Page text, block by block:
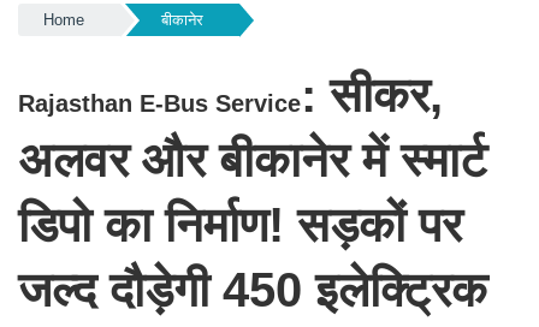
Home बीकानेर
Rajasthan E-Bus Service: सीकर,
अलवर और बीकानेर में स्मार्ट
डिपो का निर्माण! सड़कों पर
जल्द दौड़ेगी 450 इलेक्ट्रिक